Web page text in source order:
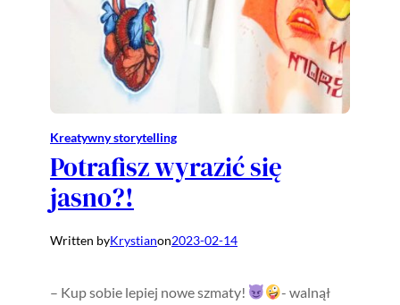
Kreatywny storytelling
Potrafisz wyrazić się
jasno?!
Written byKrystianon2023-02-14
– Kup sobie lepiej nowe szmaty!
- walnął